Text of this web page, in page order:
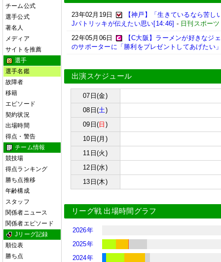
チーム公式
選手公式
著名人
メディア
サイトを推薦
選手
選手名鑑
故障者
移籍
エピソード
契約状況
出場時間
得点・警告
チーム情報
競技場
得点ランキング
勝ち点推移
年齢構成
スタッフ
関係者ニュース
関係者エピソード
Jリーグ記録
順位表
勝ち点
23年02月19日
【神戸】「生きているなら苦
Jパトリッキが伝えたい思い[14:46] - 日刊スポーツ
22年05月06日
【C大阪】ラーメンが好きなジ
のサポーターに「勝利をプレゼントしてあげたい
出演スケジュール
07日(金)
08日(土)
09日( 日 )
10日(月)
11日(火)
12日(水)
13日(木)
リーグ戦 出場時間グラフ
2026年
2025年
2024年